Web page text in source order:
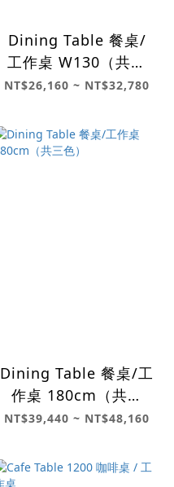
Dining Table 餐桌/
工作桌 W130（共三
色）
NT$26,160 ~ NT$32,780
Dining Table 餐桌/工
作桌 180cm（共三
色）
NT$39,440 ~ NT$48,160